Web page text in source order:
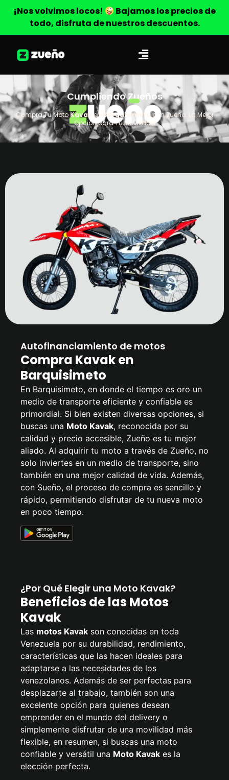
¡Nos volvimos locos!
Bajamos los precios de
todo, disfruta de nuestros descuentos.
Cumpliendo Zueños
Compra Tu Moto Kavak en Barquisimetocon Zueño: La Mejor
Opción para Tu Movilidad
Autofinanciamiento de motos
Compra Kavak en
Barquisimeto
En Barquisimeto, en donde el tiempo es oro un
medio de transporte eficiente y confiable es
primordial. Si bien existen diversas opciones, si
buscas una Moto Kavak, reconocida por su
calidad y precio accesible, Zueño es tu mejor
aliado. Al adquirir tu moto a través de Zueño, no
solo inviertes en un medio de transporte, sino
también en una mejor calidad de vida. Además,
con Sueño, el proceso de compra es sencillo y
rápido, permitiendo disfrutar de tu nueva moto
en poco tiempo.
¿Por Qué Elegir una Moto Kavak?
Beneficios de las Motos
Kavak
Las motos Kavak son conocidas en toda
Venezuela por su durabilidad, rendimiento,
características que las hacen ideales para
adaptarse a las necesidades de los
venezolanos. Además de ser perfectas para
desplazarte al trabajo, también son una
excelente opción para quienes desean
emprender en el mundo del delivery o
simplemente disfrutar de una movilidad más
flexible, en resumen, si buscas una moto
confiable y versátil una Moto Kavak es la
elección perfecta.